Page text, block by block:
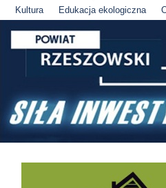
Kultura
Edukacja ekologiczna